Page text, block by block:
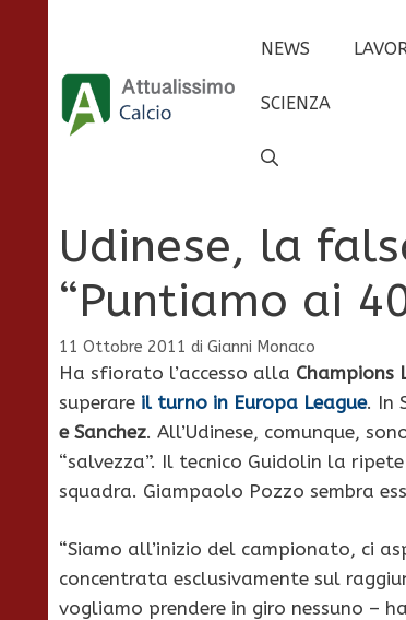
contenuto
NEWS
SCIENZA
Udinese, la
“Puntiamo ai
11 Ottobre 2011 di Gianni Monaco
Ha sfiorato l’accesso alla Champions
superare il turno in Europa League. In
e Sanchez. All’Udinese, comunque,
“salvezza”. Il tecnico Guidolin la
squadra. Giampaolo Pozzo sembra
“Siamo all’inizio del campionato, ci
concentrata esclusivamente sul
vogliamo prendere in giro nessuno –